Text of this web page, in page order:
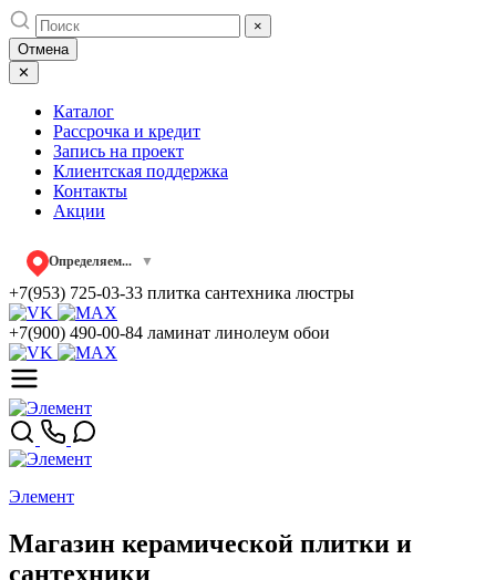
Skip
to
content
×
Отмена
✕
Каталог
Рассрочка и кредит
Запись на проект
Клиентская поддержка
Контакты
Акции
Определяем... ▼
+7(953) 725-03-33 плитка сантехника люстры
+7(900) 490-00-84 ламинат линолеум обои
Элемент
Магазин керамической плитки и
сантехники